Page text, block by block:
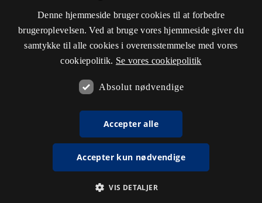
Denne hjemmeside bruger cookies til at forbedre
brugeroplevelsen. Ved at bruge vores hjemmeside giver du
samtykke til alle cookies i overensstemmelse med vores
cookiepolitik. Se vores cookiepolitik
Absolut nødvendige
Accepter alle
Accepter kun nødvendige
VIS DETALJER